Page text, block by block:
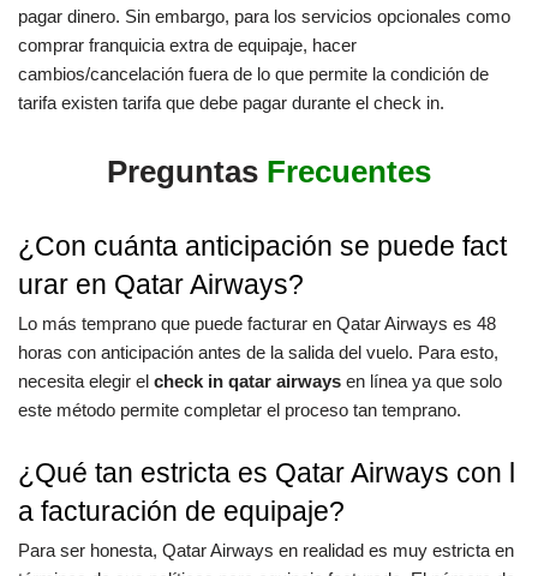
pagar dinero. Sin embargo, para los servicios opcionales como
comprar franquicia extra de equipaje, hacer
cambios/cancelación fuera de lo que permite la condición de
tarifa existen tarifa que debe pagar durante el check in.
Preguntas Frecuentes
¿Con cuánta anticipación se puede fact
urar en Qatar Airways?
Lo más temprano que puede facturar en Qatar Airways es 48
horas con anticipación antes de la salida del vuelo. Para esto,
necesita elegir el check in qatar airways en línea ya que solo
este método permite completar el proceso tan temprano.
¿Qué tan estricta es Qatar Airways con l
a facturación de equipaje?
Para ser honesta, Qatar Airways en realidad es muy estricta en